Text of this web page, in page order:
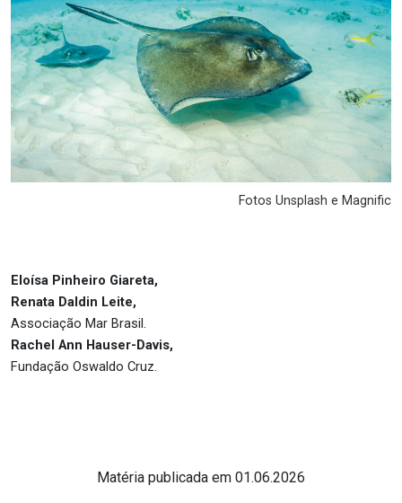
Fotos Unsplash e Magnific
Eloísa Pinheiro Giareta,
Renata Daldin Leite,
Associação Mar Brasil.
Rachel Ann Hauser-Davis,
Fundação Oswaldo Cruz.
Matéria publicada em 01.06.2026